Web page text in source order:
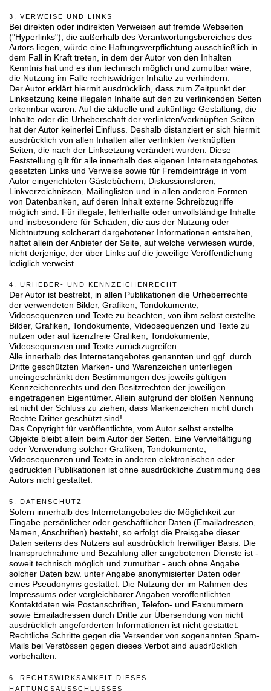
3. VERWEISE UND LINKS
Bei direkten oder indirekten Verweisen auf fremde Webseiten
("Hyperlinks"), die außerhalb des Verantwortungsbereiches des
Autors liegen, würde eine Haftungsverpflichtung ausschließlich in
dem Fall in Kraft treten, in dem der Autor von den Inhalten
Kenntnis hat und es ihm technisch möglich und zumutbar wäre,
die Nutzung im Falle rechtswidriger Inhalte zu verhindern.
Der Autor erklärt hiermit ausdrücklich, dass zum Zeitpunkt der
Linksetzung keine illegalen Inhalte auf den zu verlinkenden Seiten
erkennbar waren. Auf die aktuelle und zukünftige Gestaltung, die
Inhalte oder die Urheberschaft der verlinkten/verknüpften Seiten
hat der Autor keinerlei Einfluss. Deshalb distanziert er sich hiermit
ausdrücklich von allen Inhalten aller verlinkten /verknüpften
Seiten, die nach der Linksetzung verändert wurden. Diese
Feststellung gilt für alle innerhalb des eigenen Internetangebotes
gesetzten Links und Verweise sowie für Fremdeinträge in vom
Autor eingerichteten Gästebüchern, Diskussionsforen,
Linkverzeichnissen, Mailinglisten und in allen anderen Formen
von Datenbanken, auf deren Inhalt externe Schreibzugriffe
möglich sind. Für illegale, fehlerhafte oder unvollständige Inhalte
und insbesondere für Schäden, die aus der Nutzung oder
Nichtnutzung solcherart dargebotener Informationen entstehen,
haftet allein der Anbieter der Seite, auf welche verwiesen wurde,
nicht derjenige, der über Links auf die jeweilige Veröffentlichung
lediglich verweist.
4. URHEBER- UND KENNZEICHENRECHT
Der Autor ist bestrebt, in allen Publikationen die Urheberrechte
der verwendeten Bilder, Grafiken, Tondokumente,
Videosequenzen und Texte zu beachten, von ihm selbst erstellte
Bilder, Grafiken, Tondokumente, Videosequenzen und Texte zu
nutzen oder auf lizenzfreie Grafiken, Tondokumente,
Videosequenzen und Texte zurückzugreifen.
Alle innerhalb des Internetangebotes genannten und ggf. durch
Dritte geschützten Marken- und Warenzeichen unterliegen
uneingeschränkt den Bestimmungen des jeweils gültigen
Kennzeichenrechts und den Besitzrechten der jeweiligen
eingetragenen Eigentümer. Allein aufgrund der bloßen Nennung
ist nicht der Schluss zu ziehen, dass Markenzeichen nicht durch
Rechte Dritter geschützt sind!
Das Copyright für veröffentlichte, vom Autor selbst erstellte
Objekte bleibt allein beim Autor der Seiten. Eine Vervielfältigung
oder Verwendung solcher Grafiken, Tondokumente,
Videosequenzen und Texte in anderen elektronischen oder
gedruckten Publikationen ist ohne ausdrückliche Zustimmung des
Autors nicht gestattet.
5. DATENSCHUTZ
Sofern innerhalb des Internetangebotes die Möglichkeit zur
Eingabe persönlicher oder geschäftlicher Daten (Emailadressen,
Namen, Anschriften) besteht, so erfolgt die Preisgabe dieser
Daten seitens des Nutzers auf ausdrücklich freiwilliger Basis. Die
Inanspruchnahme und Bezahlung aller angebotenen Dienste ist -
soweit technisch möglich und zumutbar - auch ohne Angabe
solcher Daten bzw. unter Angabe anonymisierter Daten oder
eines Pseudonyms gestattet. Die Nutzung der im Rahmen des
Impressums oder vergleichbarer Angaben veröffentlichten
Kontaktdaten wie Postanschriften, Telefon- und Faxnummern
sowie Emailadressen durch Dritte zur Übersendung von nicht
ausdrücklich angeforderten Informationen ist nicht gestattet.
Rechtliche Schritte gegen die Versender von sogenannten Spam-
Mails bei Verstössen gegen dieses Verbot sind ausdrücklich
vorbehalten.
6. RECHTSWIRKSAMKEIT DIESES
HAFTUNGSAUSSCHLUSSES